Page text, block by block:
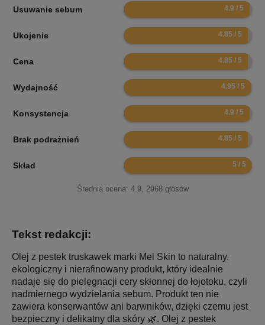
Usuwanie sebum 9.8
Ukojenie 9.7
Cena 9.7
Wydajność 9.9
Konsystencja 9.8
Brak podrażnień 9.7
Skład 10
Średnia ocena: 4.9, 2968głosów
Tekst redakcji:
Olej z pestek truskawek marki Mel Skin to naturalny,
ekologiczny i nierafinowany produkt, który idealnie
nadaje się do pielęgnacji cery skłonnej do łojotoku, czyli
nadmiernego wydzielania sebum. Produkt ten nie
zawiera konserwantów ani barwników, dzięki czemu jest
bezpieczny i delikatny dla skóry 🌿. Olej z pestek